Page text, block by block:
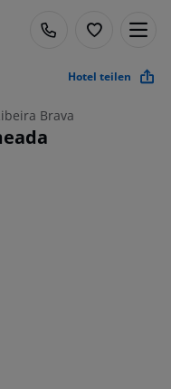
Hotel teilen
Brava